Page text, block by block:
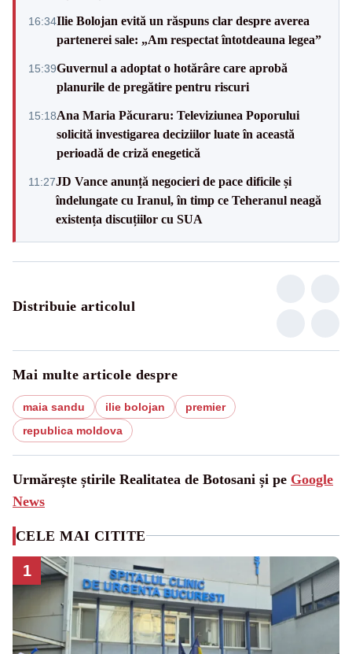
16:34Ilie Bolojan evită un răspuns clar despre averea
partenerei sale: „Am respectat întotdeauna legea”
15:39Guvernul a adoptat o hotărâre care aprobă
planurile de pregătire pentru riscuri
15:18Ana Maria Păcuraru: Televiziunea Poporului
solicită investigarea deciziilor luate în această
perioadă de criză enegetică
11:27JD Vance anunță negocieri de pace dificile și
îndelungate cu Iranul, în timp ce Teheranul neagă
existența discuțiilor cu SUA
Distribuie articolul
Mai multe articole despre
maia sandu ilie bolojan
premier
republica moldova
Urmărește știrile Realitatea de Botosani și pe Google
News
CELE MAI CITITE
1